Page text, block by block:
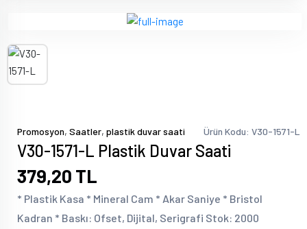
Promosyon, Saatler, plastik duvar saati Ürün Kodu: V30-1571-L
V30-1571-L Plastik Duvar Saati
379,20 TL
* Plastik Kasa * Mineral Cam * Akar Saniye * Bristol
Kadran * Baskı: Ofset, Dijital, Serigrafi Stok: 2000